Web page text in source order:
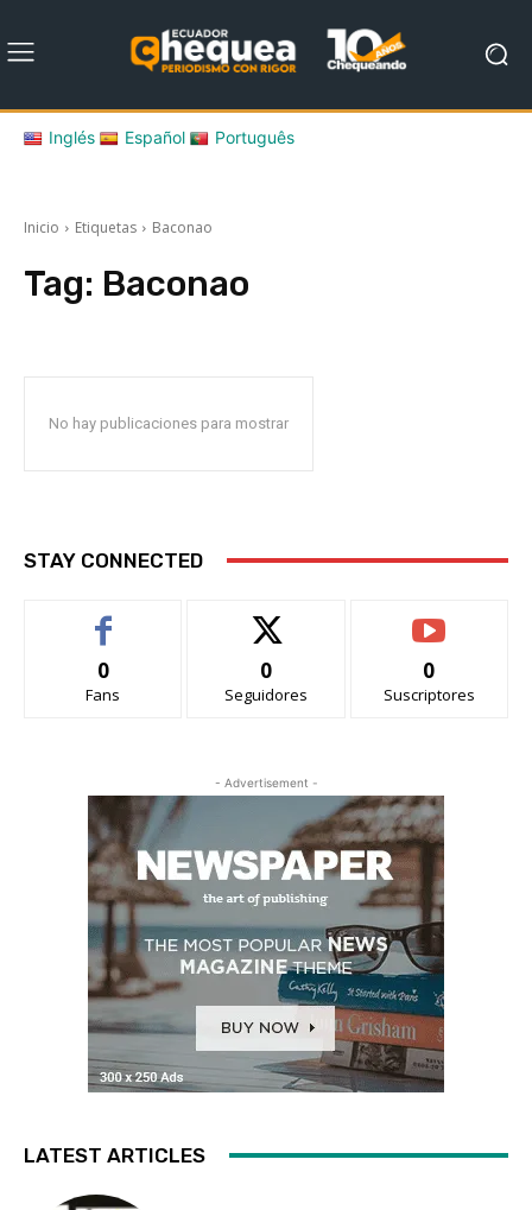
Inglés Español Português
Inicio Etiquetas Baconao
Tag: Baconao
No hay publicaciones para mostrar
STAY CONNECTED
0
Fans
0
Seguidores
0
Suscriptores
- Advertisement -
LATEST ARTICLES